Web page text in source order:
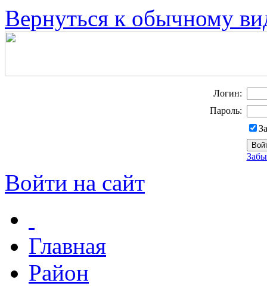
Вернуться к обычному
Логин:
Пароль:
Войти на сайт
Главная
Район